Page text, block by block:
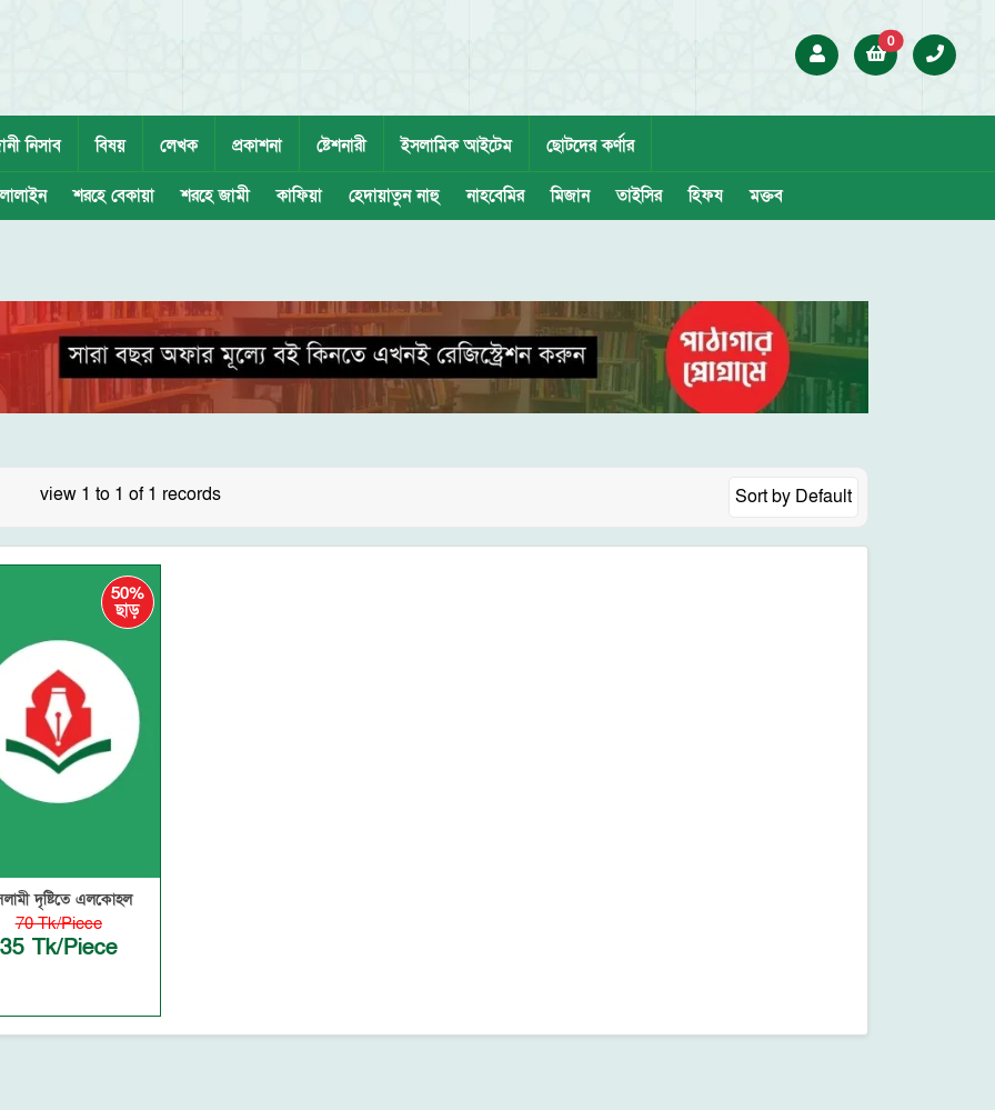
0
নিসাব বিষয় লেখক প্রকাশনা ষ্টেশনারী ইসলামিক আইটেম ছোটদের কর্ণার
শরহে বেকায়া শরহে জামী কাফিয়া হেদায়াতুন নাহু নাহবেমির মিজান তাইসির হিফয মক্তব
view 1 to 1 of 1 records Sort by Default
50%
ছাড়
দৃষ্টিতে এলকোহল
70 Tk/Piece
35 Tk/Piece